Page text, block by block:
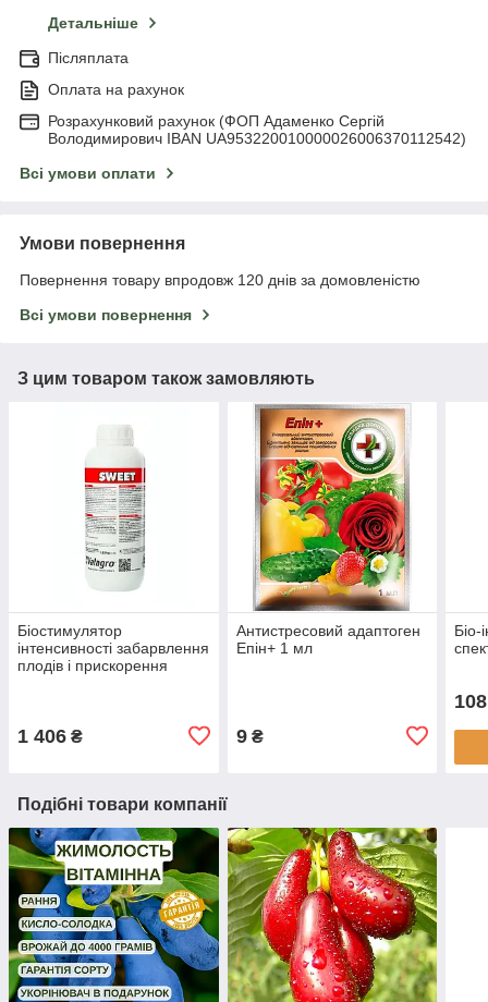
Детальніше
Післяплата
Оплата на рахунок
Розрахунковий рахунок (ФОП Адаменко Сергій
Володимирович IBAN UA953220010000026006370112542)
Всі умови оплати
Умови повернення
Повернення товару впродовж 120 днів за домовленістю
Всі умови повернення
З цим товаром також замовляють
Біостимулятор
інтенсивності забарвлення
плодів і прискорення
1 406 ₴
Антистресовий адаптоген
Епін+ 1 мл
9₴
Біо-
108
Подібні товари компанії